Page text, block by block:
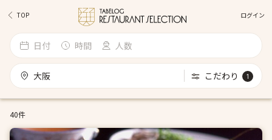
TOP ログイン
日付 時間 人数
大阪 こだわり 1
40件